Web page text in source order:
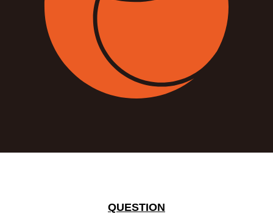
QUESTION